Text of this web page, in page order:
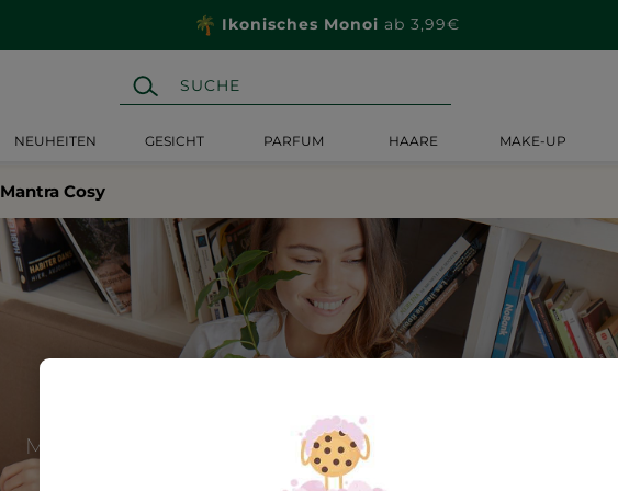
Ikonisches Monoi ab 3,99€
NEUHEITEN GESICHT PARFUM HAARE MAKE-UP
Mantra Cosy
Mein Ort für Inspiration, Entspannung und Engagement